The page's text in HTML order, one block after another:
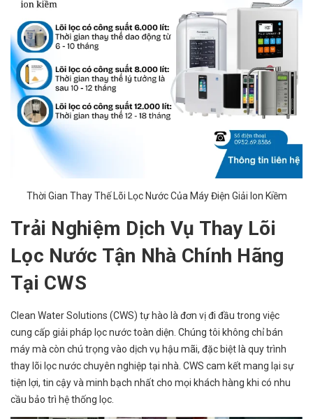
Thời Gian Thay Thế Lõi Lọc Nước Của Máy Điện Giải Ion Kiềm
Trải Nghiệm Dịch Vụ Thay Lõi
Lọc Nước Tận Nhà Chính Hãng
Tại CWS
Clean Water Solutions (CWS) tự hào là đơn vị đi đầu trong việc
cung cấp giải pháp lọc nước toàn diện. Chúng tôi không chỉ bán
máy mà còn chú trọng vào dịch vụ hậu mãi, đặc biệt là quy trình
thay lõi lọc nước chuyên nghiệp tại nhà. CWS cam kết mang lại sự
tiện lợi, tin cậy và minh bạch nhất cho mọi khách hàng khi có nhu
cầu bảo trì hệ thống lọc.